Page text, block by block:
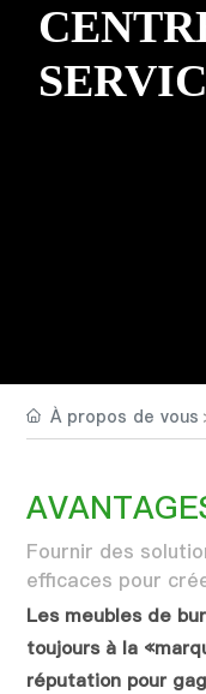
Marque
Contact
À propos de vous
Fournir des
efficaces pour
Les meubles de
toujours à la
réputation pour